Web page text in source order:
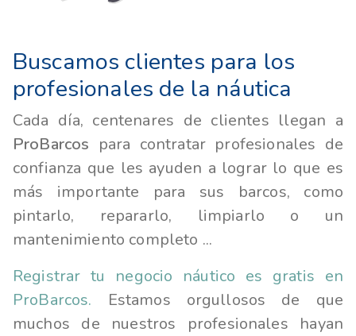
Buscamos clientes para los
profesionales de la náutica
Cada día, centenares de clientes llegan a
ProBarcos para contratar profesionales de
confianza que les ayuden a lograr lo que es
más importante para sus barcos, como
pintarlo, repararlo, limpiarlo o un
mantenimiento completo ...
Registrar tu negocio náutico es gratis en
ProBarcos. Estamos orgullosos de que
muchos de nuestros profesionales hayan